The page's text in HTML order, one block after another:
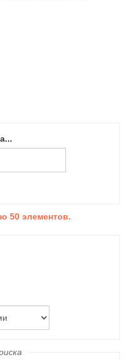
50 элементов.